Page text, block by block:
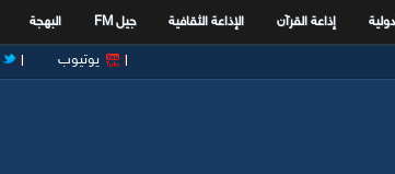
إذاعة القرآن الإذاعة الثقافية جيل FM البهجة
يوتيوب